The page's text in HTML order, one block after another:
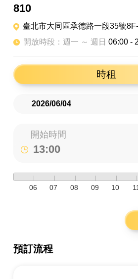
810
臺北市大同區承德路一段35號
開放時段：週一 ～ 週日 06:00 -
時租
開始時間
06 07 08 09 10 11
預訂流程